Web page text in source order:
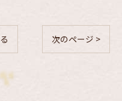
次のページ >